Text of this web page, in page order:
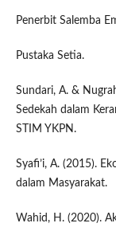
Penerbit Salemba
Pustaka Setia.
Sundari, A. &
Sedekah dalam
STIM YKPN.
Syafi’i, A. (2015).
dalam Masyarakat.
Wahid, H. (2020).